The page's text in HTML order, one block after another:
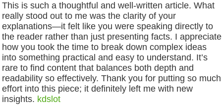
This is such a thoughtful and well-written article. What
really stood out to me was the clarity of your
explanations—it felt like you were speaking directly to
the reader rather than just presenting facts. I appreciate
how you took the time to break down complex ideas
into something practical and easy to understand. It’s
rare to find content that balances both depth and
readability so effectively. Thank you for putting so much
effort into this piece; it definitely left me with new
insights. kdslot